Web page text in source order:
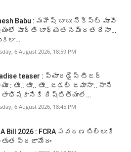
Babu : మహేష్ బాబు నెక్స్ట్ మూవీ
పూర్తి బాధ్యత నమ్రత దేనా…
6 August 2026, 18:59 PM
teaser : ప్యారడైస్ టీజర్
: తూ.. తూ.. తూ.. జడల్ జమానా.. నాని
దిష్టితీయాలే…
6 August 2026, 18:45 PM
Bill 2026 : FCRA సవరణ బిల్లుకి
ప్రజామోదం